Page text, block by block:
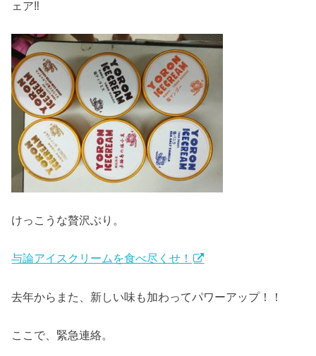
ェア‼
けっこうな贅沢ぶり。
与論アイスクリームを食べ尽くせ！
去年からまた、新しい味も加わってパワーアップ！！
ここで、緊急連絡。